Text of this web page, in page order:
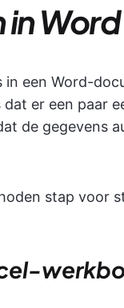
in Word
in een Word-
er een paar
de gegevens
stap voor